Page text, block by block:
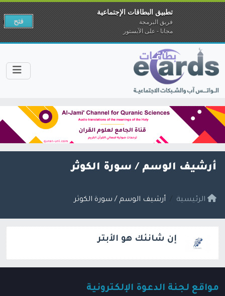
أرشيف الوسم / سورة الكوثر
الرئيسية أرشيف الوسم / سورة الكوثر
إن شانئك هو الأبتر
مواقع لجنة الدعوة الإلكترونية
تطبيق البطاقات الإجتماعية
فريق البرمجة
مجانا - على الآبستور
فتح